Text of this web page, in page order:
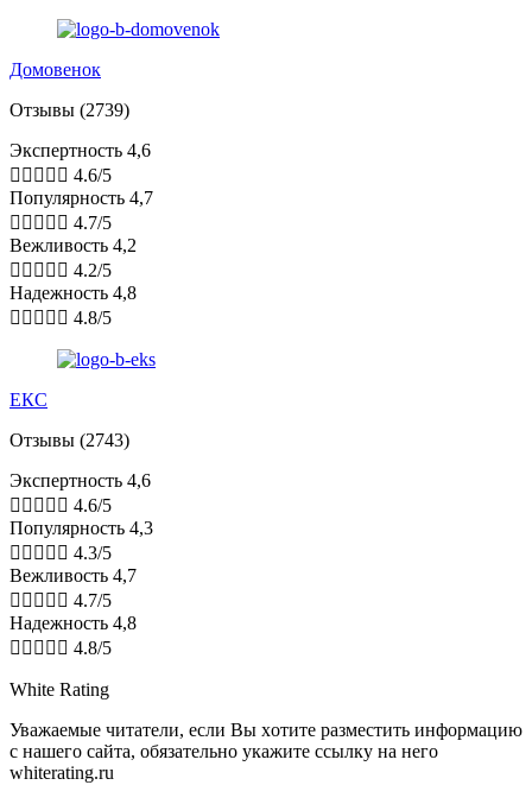
Домовенок
Отзывы (2739)
Экспертность 4,6
     4.6/5
Популярность 4,7
     4.7/5
Вежливость 4,2
     4.2/5
Надежность 4,8
     4.8/5
ЕКС
Отзывы (2743)
Экспертность 4,6
     4.6/5
Популярность 4,3
     4.3/5
Вежливость 4,7
     4.7/5
Надежность 4,8
     4.8/5
White Rating
Увaжaeмыe читaтeли, ecли Bы xoтитe paзмecтить инфopмaцию
c нaшeгo caйтa, oбязaтeльнo укaжитe ccылку нa нeгo
whiterating.ru